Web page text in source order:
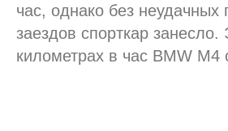
час, однако без
заездов спорткар
километрах в час BMW M4